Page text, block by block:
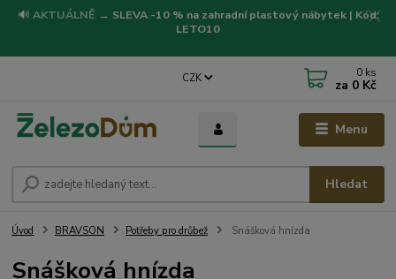
🔊 AKTUÁLNĚ → SLEVA -10 % na zahradní plastový nábytek | Kód:
LETO10
Menu
CZK
Hledat
0 ks
za 0 Kč
Úvod BRAVSON Potřeby pro drůbež Snášková hnízda
Snášková hnízda